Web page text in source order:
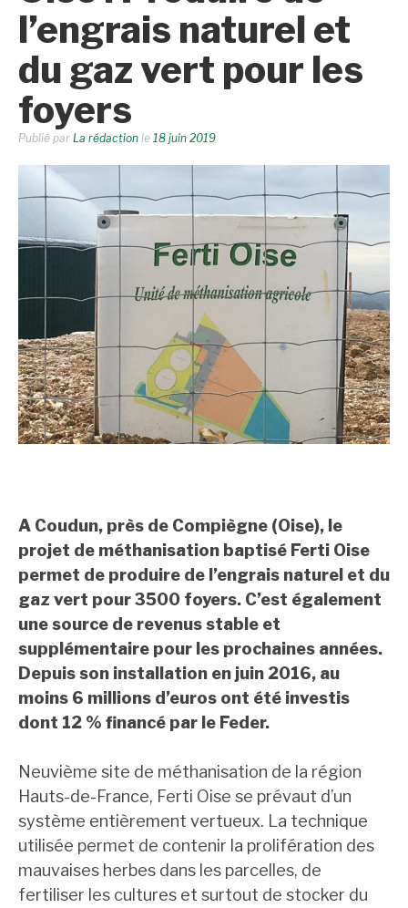
l’engrais naturel et
du gaz vert pour les
foyers
Publié par La rédaction le 18 juin 2019
A Coudun, près de Compiègne (Oise), le
projet de méthanisation baptisé Ferti Oise
permet de produire de l’engrais naturel et du
gaz vert pour 3500 foyers. C’est également
une source de revenus stable et
supplémentaire pour les prochaines années.
Depuis son installation en juin 2016, au
moins 6 millions d’euros ont été investis
dont 12 % financé par le Feder.
Neuvième site de méthanisation de la région
Hauts-de-France, Ferti Oise se prévaut d’un
système entièrement vertueux. La technique
utilisée permet de contenir la prolifération des
mauvaises herbes dans les parcelles, de
fertiliser les cultures et surtout de stocker du